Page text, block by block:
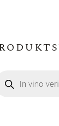
search